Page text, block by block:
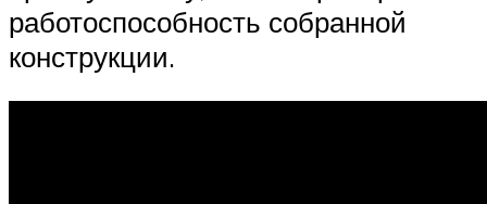
работоспособность собранной
конструкции.